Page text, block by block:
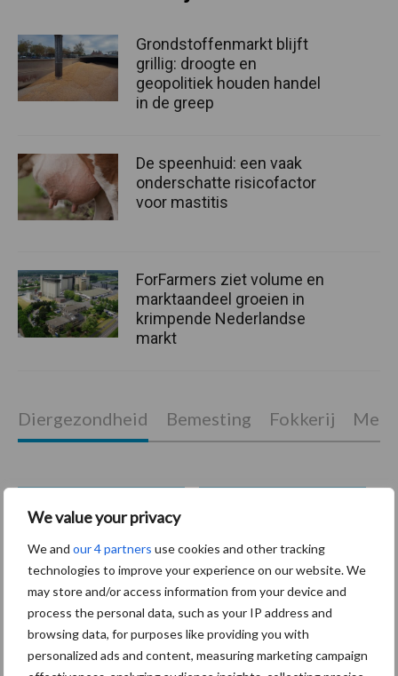
We value your privacy
We and our 4 partners use cookies and other tracking
technologies to improve your experience on our website. We
may store and/or access information from your device and
process the personal data, such as your IP address and
browsing data, for purposes like providing you with
personalized ads and content, measuring marketing campaign
Grondstoffenmarkt blijft
grillig: droogte en
geopolitiek houden handel
in de greep
De speenhuid: een vaak
onderschatte risicofactor
voor mastitis
ForFarmers ziet volume en
marktaandeel groeien in
krimpende Nederlandse
markt
Diergezondheid Bemesting Fokkerij
Mastitis
Toon meer